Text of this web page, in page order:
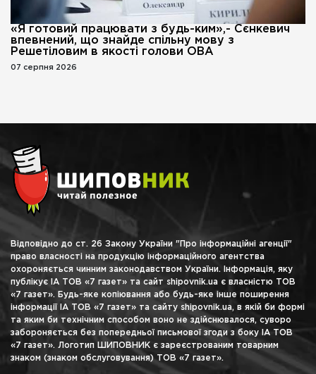
«Я готовий працювати з будь-ким»,- Сєнкевич
впевнений, що знайде спільну мову з
Решетіловим в якості голови ОВА
07 серпня 2026
Відповідно до ст. 26 Закону України "Про інформаційні агенції"
право власності на продукцію інформаційного агентства
охороняється чинним законодавством України. Інформація, яку
публікує ІА ТОВ «7 газет» та сайт shipovnik.ua є власністю ТОВ
«7 газет». Будь-яке копіювання або будь-яке інше поширення
інформації ІА ТОВ «7 газет» та сайту shipovnik.ua, в якій би формі
та яким би технічним способом воно не здійснювалося, суворо
забороняється без попередньої письмової згоди з боку ІА ТОВ
«7 газет». Логотип ШИПОВНИК є зареєстрованим товарним
знаком (знаком обслуговування) ТОВ «7 газет».